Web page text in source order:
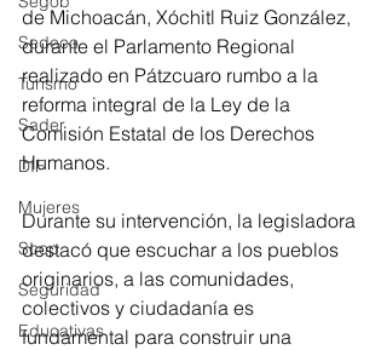
Sedeco
Turismo
Sader
DIF
Mujeres
Scop
Seguridad
Educativas
de Michoacán, Xóchitl Ruiz González,
durante el Parlamento Regional
realizado en Pátzcuaro rumbo a la
reforma integral de la Ley de la
Comisión Estatal de los Derechos
Humanos.
Durante su intervención, la legisladora
destacó que escuchar a los pueblos
originarios, a las comunidades,
colectivos y ciudadanía es
fundamental para construir una